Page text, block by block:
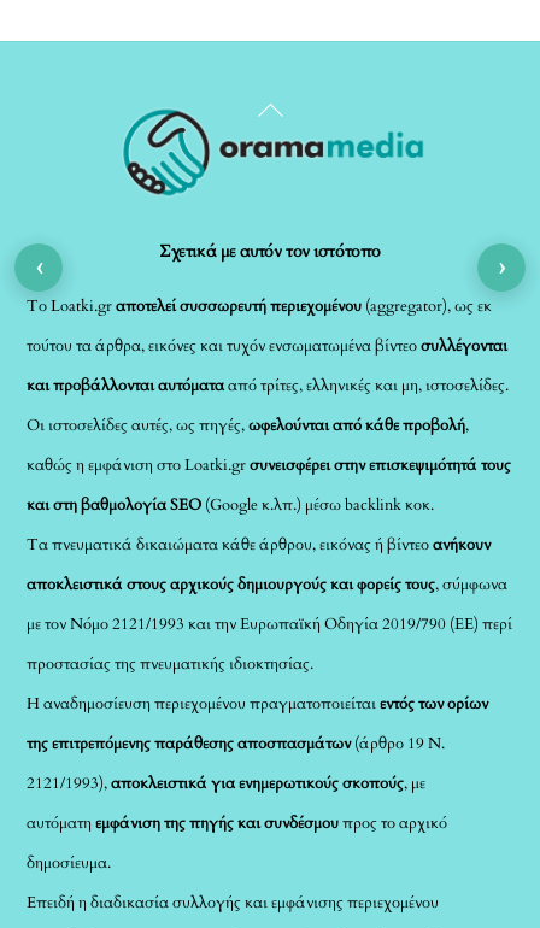
Back
To
Σχετικά με αυτόν τον ιστότοπο
Το Loatki.grαποτελεί συσσωρευτή περιεχομένου (aggregator), ως εκ
τούτου τα άρθρα, εικόνες και τυχόν ενσωματωμένα βίντεοσυλλέγονται
και προβάλλονται αυτόματααπό τρίτες, ελληνικές και μη, ιστοσελίδες.
Οι ιστοσελίδες αυτές, ως πηγές,ωφελούνται από κάθε προβολή,
καθώς η εμφάνιση στο Loatki.grσυνεισφέρει στην επισκεψιμότητά τους
και στη βαθμολογία SEO (Google κ.λπ.) μέσω backlink κοκ.
Τα πνευματικά δικαιώματα κάθε άρθρου, εικόνας ή βίντεοανήκουν
αποκλειστικά στους αρχικούς δημιουργούς και φορείς τους, σύμφωνα
με τον Νόμο 2121/1993 και την Ευρωπαϊκή Οδηγία 2019/790 (ΕΕ) περί
προστασίας της πνευματικής ιδιοκτησίας.
Η αναδημοσίευση περιεχομένου πραγματοποιείταιεντός των ορίων
της επιτρεπόμενης παράθεσης αποσπασμάτων(άρθρο 19 Ν.
2121/1993),αποκλειστικά για ενημερωτικούς σκοπούς, με
αυτόματηεμφάνιση της πηγής και συνδέσμουπρος το αρχικό
δημοσίευμα.
Επειδή η διαδικασία συλλογής και εμφάνισης περιεχομένου
‹ ›